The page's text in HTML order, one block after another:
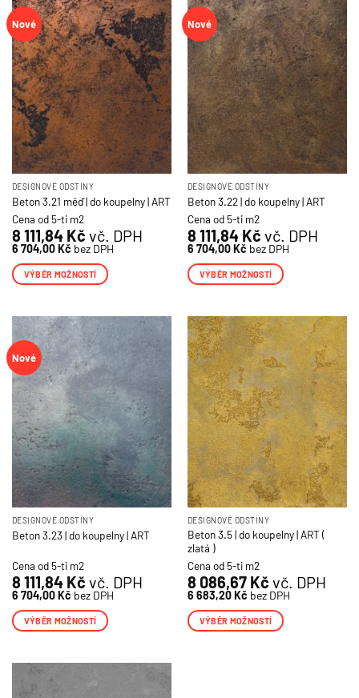
více
variant.
Možnosti
lze
vybrat
na
stránce
produktu
více
variant.
Možnosti
lze
vybrat
na
stránce
produktu
Nové
DESIGNOVÉ ODSTÍNY
Beton 3.21 měď | do koupelny | ART
Cena od 5-ti m2
8 111,84 Kč vč. DPH
6 704,00Kč bez DPH
VÝBĚR MOŽNOSTÍ
má
více
variant.
Možnosti
lze
vybrat
na
stránce
produktu
Nové
DESIGNOVÉ ODSTÍNY
Beton 3.22 | do koupelny | ART
Cena od 5-ti m2
8 111,84 Kč vč. DPH
6 704,00Kč bez DPH
VÝBĚR MOŽNOSTÍ
má
více
variant.
Možnosti
lze
vybrat
na
stránce
produktu
Nové
DESIGNOVÉ ODSTÍNY
Beton 3.23 | do koupelny | ART
Cena od 5-ti m2
8 111,84 Kč vč. DPH
6 704,00Kč bez DPH
VÝBĚR MOŽNOSTÍ
více
DESIGNOVÉ ODSTÍNY
Beton 3.5 | do koupelny | ART (
zlatá )
Cena od 5-ti m2
8 086,67 Kč vč. DPH
6 683,20Kč bez DPH
VÝBĚR MOŽNOSTÍ